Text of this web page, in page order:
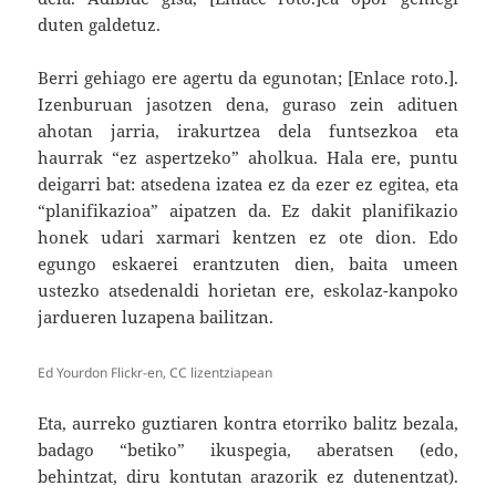
duten galdetuz.
Berri gehiago ere agertu da egunotan; [Enlace roto.].
Izenburuan jasotzen dena, guraso zein adituen
ahotan jarria, irakurtzea dela funtsezkoa eta
haurrak “ez aspertzeko” aholkua. Hala ere, puntu
deigarri bat: atsedena izatea ez da ezer ez egitea, eta
“planifikazioa” aipatzen da. Ez dakit planifikazio
honek udari xarmari kentzen ez ote dion. Edo
egungo eskaerei erantzuten dien, baita umeen
ustezko atsedenaldi horietan ere, eskolaz-kanpoko
jardueren luzapena bailitzan.
Ed Yourdon Flickr-en, CC lizentziapean
Eta, aurreko guztiaren kontra etorriko balitz bezala,
badago “betiko” ikuspegia, aberatsen (edo,
behintzat, diru kontutan arazorik ez dutenentzat).